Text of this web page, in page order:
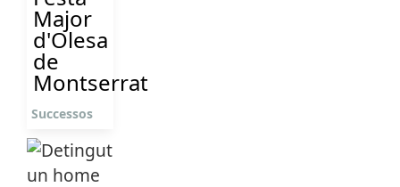
Major
d'Olesa
de
Montserrat
Successos